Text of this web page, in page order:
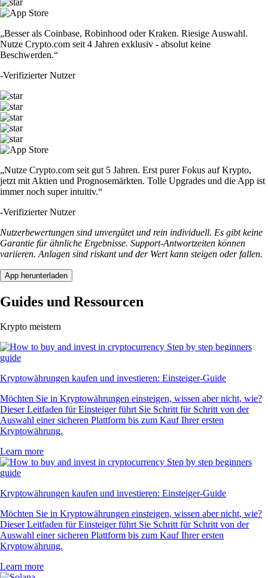
„Besser als Coinbase, Robinhood oder Kraken. Riesige Auswahl.
Nutze Crypto.com seit 4 Jahren exklusiv - absolut keine
Beschwerden.“
-Verifizierter Nutzer
„Nutze Crypto.com seit gut 5 Jahren. Erst purer Fokus auf Krypto,
jetzt mit Aktien und Prognosemärkten. Tolle Upgrades und die App ist
immer noch super intuitiv.“
-Verifizierter Nutzer
Nutzerbewertungen sind unvergütet und rein individuell. Es gibt keine
Garantie für ähnliche Ergebnisse. Support-Antwortzeiten können
variieren. Anlagen sind riskant und der Wert kann steigen oder fallen.
App herunterladen
Guides und Ressourcen
Krypto meistern
Kryptowährungen kaufen und investieren: Einsteiger-Guide
Möchten Sie in Kryptowährungen einsteigen, wissen aber nicht, wie?
Dieser Leitfaden für Einsteiger führt Sie Schritt für Schritt von der
Auswahl einer sicheren Plattform bis zum Kauf Ihrer ersten
Kryptowährung.
Learn more
Kryptowährungen kaufen und investieren: Einsteiger-Guide
Möchten Sie in Kryptowährungen einsteigen, wissen aber nicht, wie?
Dieser Leitfaden für Einsteiger führt Sie Schritt für Schritt von der
Auswahl einer sicheren Plattform bis zum Kauf Ihrer ersten
Kryptowährung.
Learn more